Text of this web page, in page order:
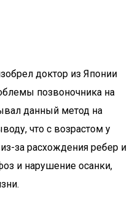
доктор из Японии
позвоночника на
данный метод на
что с возрастом у
за расхождения ребер и
и нарушение осанки,